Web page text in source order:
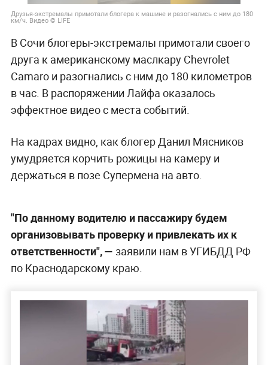
Друзья-экстремалы примотали блогера к машине и разогнались с ним до 180
км/ч. Видео © LIFE
В Сочи блогеры-экстремалы примотали своего
друга к американскому маслкару Chevrolet
Camaro и разогнались с ним до 180 километров
в час. В распоряжении Лайфа оказалось
эффектное видео с места событий.
На кадрах видно, как блогер Данил Мясников
умудряется корчить рожицы на камеру и
держаться в позе Супермена на авто.
"По данному водителю и пассажиру будем
организовывать проверку и привлекать их к
ответственности", — заявили нам в УГИБДД РФ
по Краснодарскому краю.